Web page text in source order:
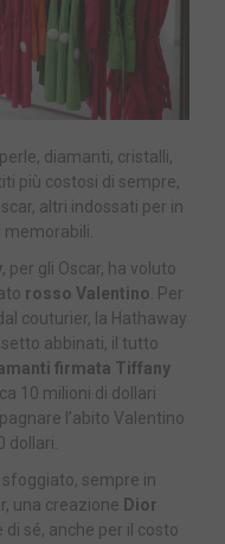
diamanti, cristalli,
più costosi di sempre,
altri indossati per in
memorabili.
, per gli Oscar, ha voluto
rosso Valentino. Per
couturier, la Hathaway
abbinati, il tutto
firmata Tiffany
10 milioni di dollari
l’abito Valentino
dollari.
sfoggiato, sempre in
una creazione Dior
sé, anche per il costo